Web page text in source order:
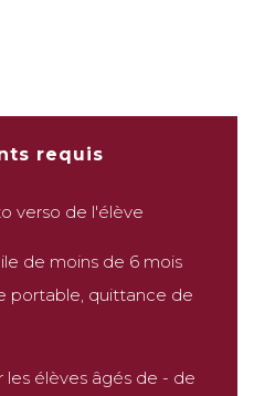
requis
verso de l'élève
de moins de 6 mois
portable, quittance de
les élèves âgés de - de